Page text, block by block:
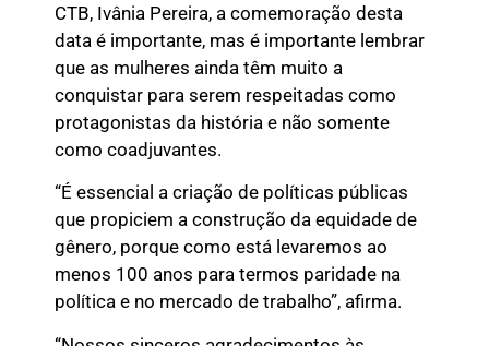
CTB, Ivânia Pereira, a comemoração desta
data é importante, mas é importante lembrar
que as mulheres ainda têm muito a
conquistar para serem respeitadas como
protagonistas da história e não somente
como coadjuvantes.
“É essencial a criação de políticas públicas
que propiciem a construção da equidade de
gênero, porque como está levaremos ao
menos 100 anos para termos paridade na
política e no mercado de trabalho”, afirma.